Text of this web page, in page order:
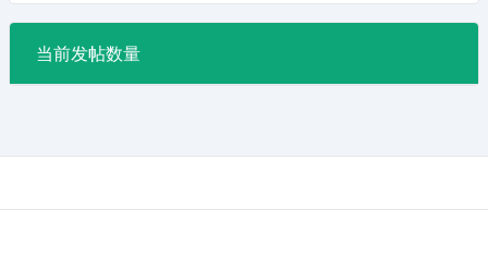
当前发帖数量